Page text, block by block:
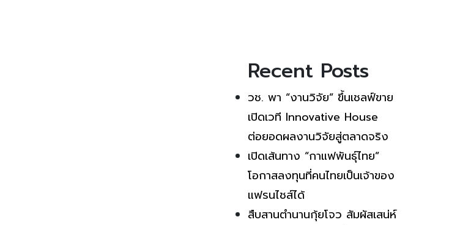
Recent Posts
วช. พา “งานวิจัย” ขึ้นเชลฟ์ขาย
เปิดเวที Innovative House
ต่อยอดผลงานวิจัยสู่ตลาดจริง
เปิดเส้นทาง “กาแฟพันธุ์ไทย”
โอกาสลงทุนที่คนไทยเป็นเจ้าของ
แฟรนไชส์ได้
สืบสานตำนานกุ้ยโจว สัมผัสเสน่ห์